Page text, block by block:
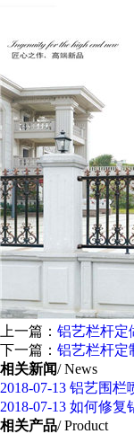
上一篇： 铝艺栏杆定
下一篇： 铝艺栏杆定
相关新闻/ News
2018-07-13 铝艺围栏
2018-07-13 如何修复
相关产品/ Product